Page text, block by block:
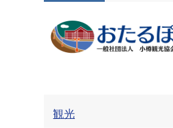
観光